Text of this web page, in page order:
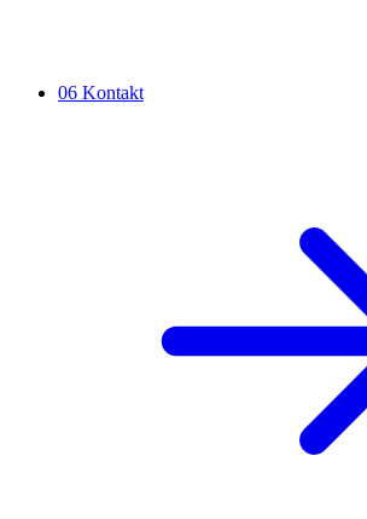
06 Kontakt